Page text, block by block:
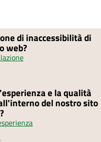
di inaccessibilità di
web?
e la qualità
del nostro sito